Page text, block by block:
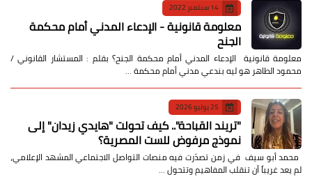
14 سبتمبر 2022
معلومة قانونية - الإدعاء المدني أمام محكمة
الجنح
معلومة قانونية الإدعاء المدني أمام محكمة الجنح؟ بقلم : المستشار القانوني /
محمود الطاهر هو ليه بندعي مدني أمام محكمة …
25 يوليو 2026
​"تريند القباحة".. كيف تحولت "هايدي زيدان" إلى
نموذج مرفوض للست المصرية؟
​ محمد أبو سيف ​في زمن تصدّرت فيه منصات التواصل الاجتماعي المشهد الإعلامي،
لم يعد غريباً أن تنقلب المفاهيم وتتحول …